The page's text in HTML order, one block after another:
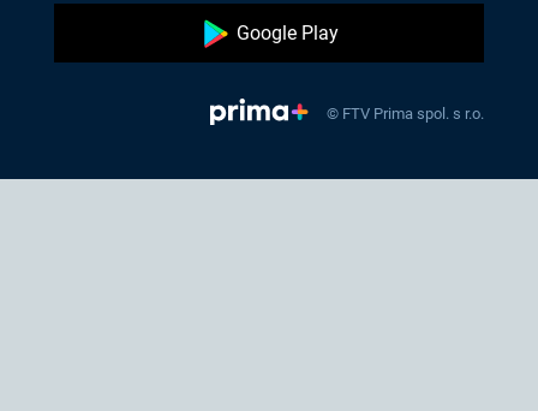
Google Play
© FTV Prima spol. s r.o.